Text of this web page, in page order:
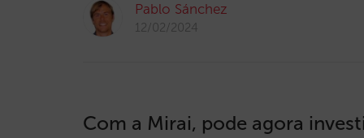
Pablo Sánchez
12/02/2024
Com a Mirai, pode agora